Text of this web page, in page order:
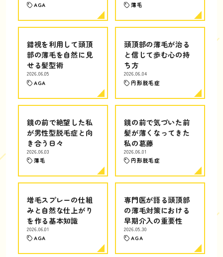
AGA 薄毛
錯視を利用して頭頂
部の薄毛を自然に見
せる髪型術
2026.06.05
AGA
頭頂部の薄毛が治る
と信じて歩む心の持
ち方
2026.06.04
円形脱毛症
鏡の前で絶望した私
が男性型脱毛症と向
き合う日々
2026.06.03
薄毛
鏡の前で気づいた前
髪が薄くなってきた
私の葛藤
2026.06.01
円形脱毛症
増毛スプレーの仕組
みと自然な仕上がり
を作る基本知識
2026.06.01
AGA
専門医が語る頭頂部
の薄毛対策における
早期介入の重要性
2026.05.30
AGA